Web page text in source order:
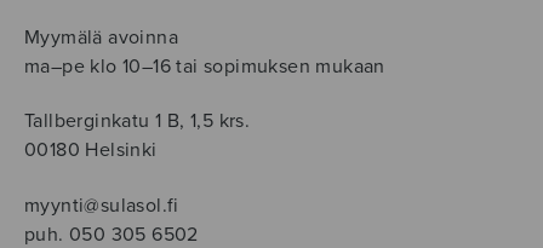
Myymälä avoinna
ma–pe klo 10–16 tai sopimuksen mukaan
Tallberginkatu 1 B, 1,5 krs.
00180 Helsinki
myynti@sulasol.fi
puh. 050 305 6502